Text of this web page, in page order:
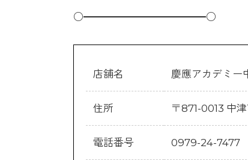
○━━━━━━━━━━━━○
店舗名 慶應アカデミー
住所 〒871-0013 中
電話番号 0979-24-7477